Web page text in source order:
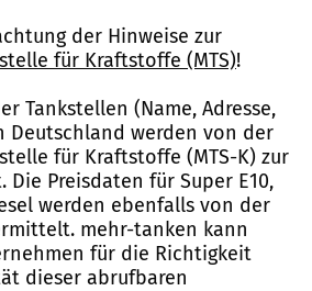
der Hinweise zur
für Kraftstoffe (MTS)!
Tankstellen (Name, Adresse,
Deutschland werden von der
für Kraftstoffe (MTS-K) zur
Die Preisdaten für Super E10,
werden ebenfalls von der
mehr-tanken kann
für die Richtigkeit
dieser abrufbaren